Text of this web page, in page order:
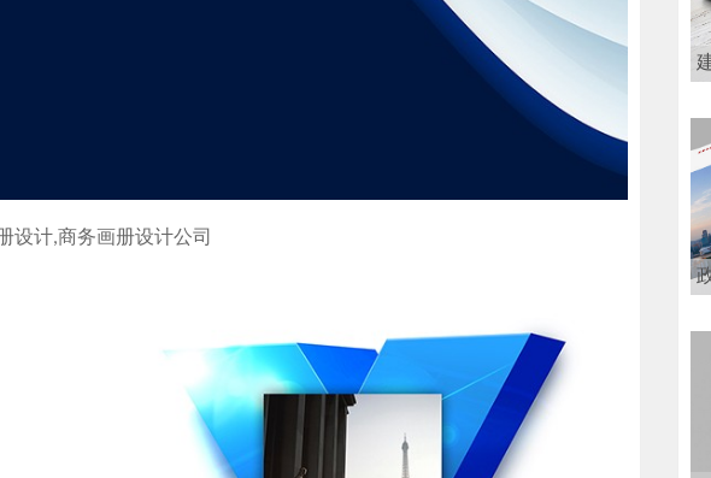
设计,商务画册设计公司